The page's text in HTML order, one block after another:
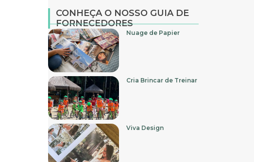
CONHEÇA O NOSSO GUIA DE
FORNECEDORES
Nuage de Papier
Cria Brincar de Treinar
Viva Design